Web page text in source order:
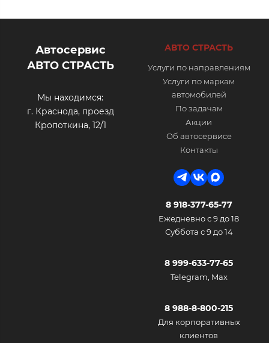
Автосервис
АВТО СТРАСТЬ
Мы находимся:
г. Краснода, проезд
Кропоткина, 12/1
АВТО СТРАСТЬ
Услуги по направлениям
Услуги по маркам
автомобилей
По задачам
Акции
Об автосервисе
Контакты
8 918-377-65-77
Ежедневно с 9 до 18
Суббота с 9 до 14
8 999-633-77-65
Telegram, Max
8 988-8-800-215
Для корпоративных
клиентов